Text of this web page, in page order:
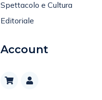
Editoriale